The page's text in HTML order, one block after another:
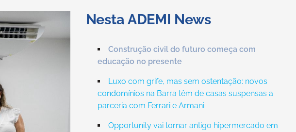
Nesta ADEMI News
Construção civil do futuro começa com
educação no presente
Luxo com grife, mas sem ostentação: novos
condomínios na Barra têm de casas suspensas a
parceria com Ferrari e Armani
Opportunity vai tornar antigo hipermercado em